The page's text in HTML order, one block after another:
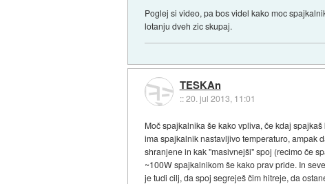
Poglej si video, pa bos videl kako moc
lotanju dveh zic skupaj.
TESKAn
::20. jul 2013, 11:01
Moč spajkalnika še kako vpliva, če kdaj
ima spajkalnik nastavljivo temperaturo, ampak
shranjene in kak "masivnejši" spoj (recimo če
~100W spajkalnikom še kako prav pride. In
je tudi cilj, da spoj segreješ čim hitreje, da